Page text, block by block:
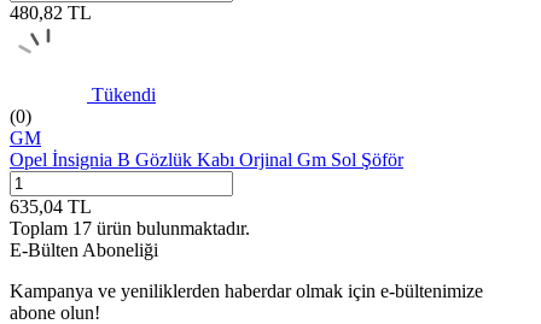
480,82 TL
Tükendi
(0)
GM
Opel İnsignia B Gözlük Kabı Orjinal Gm Sol Şöför
635,04 TL
Toplam 17 ürün bulunmaktadır.
E-Bülten Aboneliği
Kampanya ve yeniliklerden haberdar olmak için e-bültenimize
abone olun!